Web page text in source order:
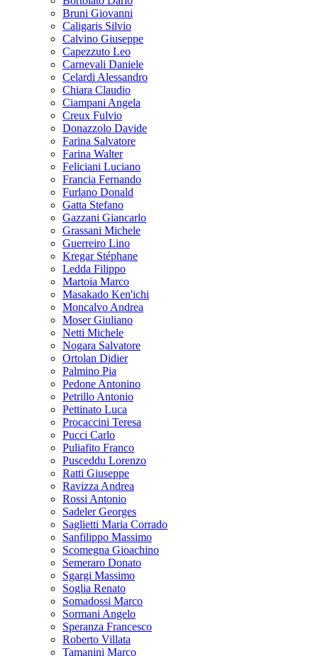
Bruni Giovanni
Caligaris Silvio
Calvino Giuseppe
Capezzuto Leo
Carnevali Daniele
Celardi Alessandro
Chiara Claudio
Ciampani Angela
Creux Fulvio
Donazzolo Davide
Farina Salvatore
Farina Walter
Feliciani Luciano
Francia Fernando
Furlano Donald
Gatta Stefano
Gazzani Giancarlo
Grassani Michele
Guerreiro Lino
Kregar Stéphane
Ledda Filippo
Martoia Marco
Masakado Ken'ichi
Moncalvo Andrea
Moser Giuliano
Netti Michele
Nogara Salvatore
Ortolan Didier
Palmino Pia
Pedone Antonino
Petrillo Antonio
Pettinato Luca
Procaccini Teresa
Pucci Carlo
Puliafito Franco
Pusceddu Lorenzo
Ratti Giuseppe
Ravizza Andrea
Rossi Antonio
Sadeler Georges
Saglietti Maria Corrado
Sanfilippo Massimo
Scomegna Gioachino
Semeraro Donato
Sgargi Massimo
Soglia Renato
Somadossi Marco
Sormani Angelo
Speranza Francesco
Roberto Villata
Tamanini Marco